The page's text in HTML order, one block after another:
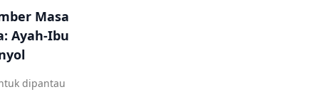
Masa
Ayah-Ibu
dipantau